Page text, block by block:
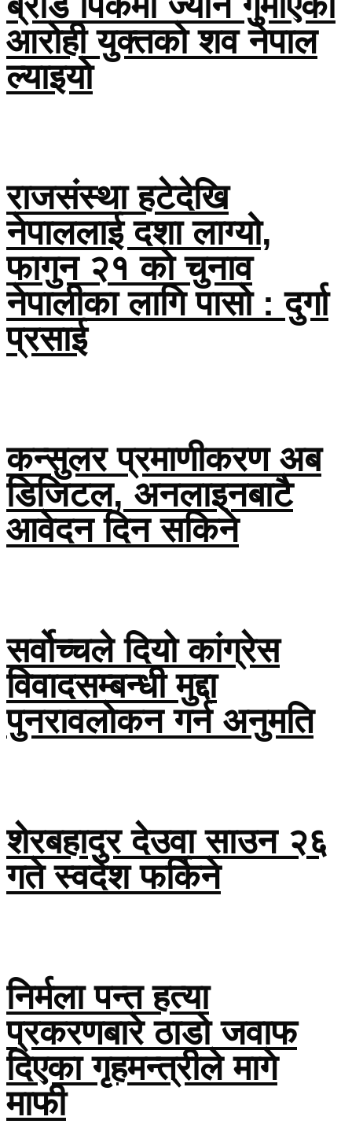
आरोही युक्तको शव नेपाल
ल्याइयो
राजसंस्था हटेदेखि
नेपाललाई दशा लाग्यो,
फागुन २१ को चुनाव
नेपालीका लागि पासो : दुर्गा
प्रसाई
कन्सुलर प्रमाणीकरण अब
डिजिटल, अनलाइनबाटै
आवेदन दिन सकिने
सर्वोच्चले दियो कांग्रेस
विवादसम्बन्धी मुद्दा
पुनरावलोकन गर्न अनुमति
शेरबहादुर देउवा साउन २६
गते स्वदेश फर्किने
निर्मला पन्त हत्या
प्रकरणबारे ठाडो जवाफ
दिएका गृहमन्त्रीले मागे
माफी